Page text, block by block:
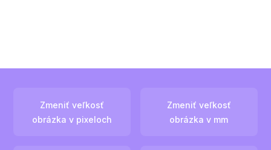
Zmeniť veľkosť
obrázka v pixeloch
Zmeniť veľkosť
obrázka v mm